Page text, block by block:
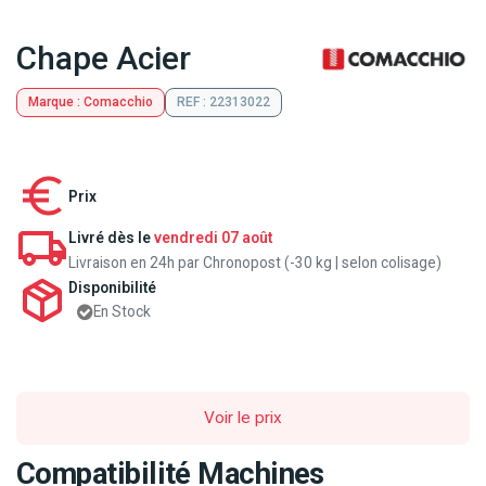
Chape Acier
Marque : Comacchio REF : 22313022
Prix
Livré dès levendredi 07 août
Livraison en 24h par Chronopost (-30 kg | selon colisage)
Disponibilité
En Stock
Voir le prix
Compatibilité Machines